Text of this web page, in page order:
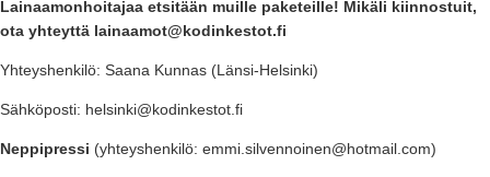
Lainaamonhoitajaa etsitään muille paketeille! Mikäli kiinnostuit,
ota yhteyttä lainaamot@kodinkestot.fi
Yhteyshenkilö: Saana Kunnas (Länsi-Helsinki)
Sähköposti: helsinki@kodinkestot.fi
Neppipressi (yhteyshenkilö: emmi.silvennoinen@hotmail.com)